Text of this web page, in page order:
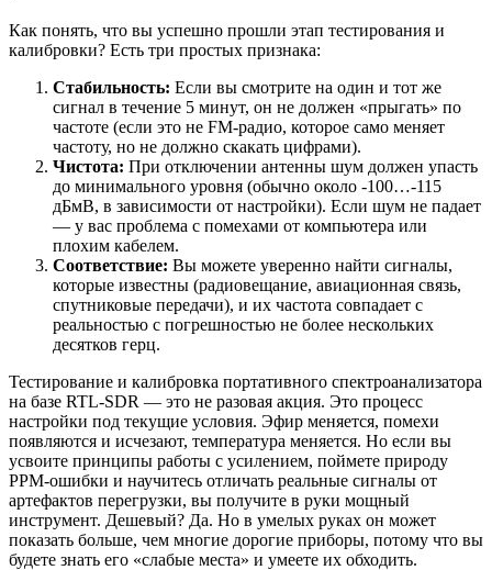
Как понять, что вы успешно прошли этап тестирования и
калибровки? Есть три простых признака:
Стабильность: Если вы смотрите на один и тот же
сигнал в течение 5 минут, он не должен «прыгать» по
частоте (если это не FM-радио, которое само меняет
частоту, но не должно скакать цифрами).
Чистота: При отключении антенны шум должен упасть
до минимального уровня (обычно около -100…-115
дБмB, в зависимости от настройки). Если шум не падает
— у вас проблема с помехами от компьютера или
плохим кабелем.
Соответствие: Вы можете уверенно найти сигналы,
которые известны (радиовещание, авиационная связь,
спутниковые передачи), и их частота совпадает с
реальностью с погрешностью не более нескольких
десятков герц.
Тестирование и калибровка портативного спектроанализатора
на базе RTL-SDR — это не разовая акция. Это процесс
настройки под текущие условия. Эфир меняется, помехи
появляются и исчезают, температура меняется. Но если вы
усвоите принципы работы с усилением, поймете природу
PPM-ошибки и научитесь отличать реальные сигналы от
артефактов перегрузки, вы получите в руки мощный
инструмент. Дешевый? Да. Но в умелых руках он может
показать больше, чем многие дорогие приборы, потому что вы
будете знать его «слабые места» и умеете их обходить.